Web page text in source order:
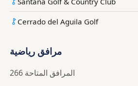
Cerrado del Aguila Golf
مرافق رياضية
266 المرافق المتاحة